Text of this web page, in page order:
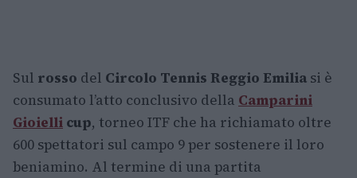
Sul rosso del Circolo Tennis Reggio Emilia si è
consumato l’atto conclusivo della Camparini
Gioielli cup, torneo ITF che ha richiamato oltre
600 spettatori sul campo 9 per sostenere il loro
beniamino. Al termine di una partita